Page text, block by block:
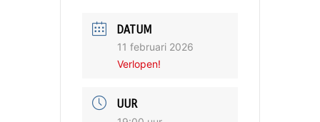
DATUM
11 februari 2026
Verlopen!
UUR